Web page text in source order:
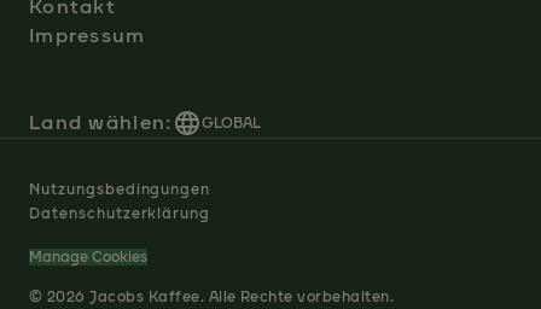
Kontakt
Impressum
Land wählen: GLOBAL
Nutzungsbedingungen
Datenschutzerklärung
Manage Cookies
© 2026 Jacobs Kaffee. Alle Rechte vorbehalten.